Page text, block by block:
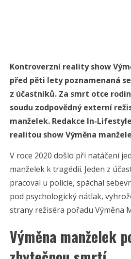
Kontroverzní reality show
před pěti lety poznamenaná
z účastníků. Za smrt otce
soudu zodpovědný externí
manželek. Redakce In-
realitou show Výměna
V roce 2020 došlo při natáčení
manželek k tragédii. Jeden z
pracoval u policie, spáchal
pod psychologický nátlak,
strany režiséra pořadu Výměna
Výměna manželek